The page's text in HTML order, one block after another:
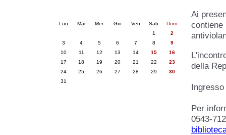
Ai
della
Per
0543-
Lun Mar Mer Gio Ven Sab
Dom
1
2
3
4 5 6 7 8
9
10
11 12 13 14 15
16
17
18 19 20 21 22
23
24
25 26 27 28 29
30
31